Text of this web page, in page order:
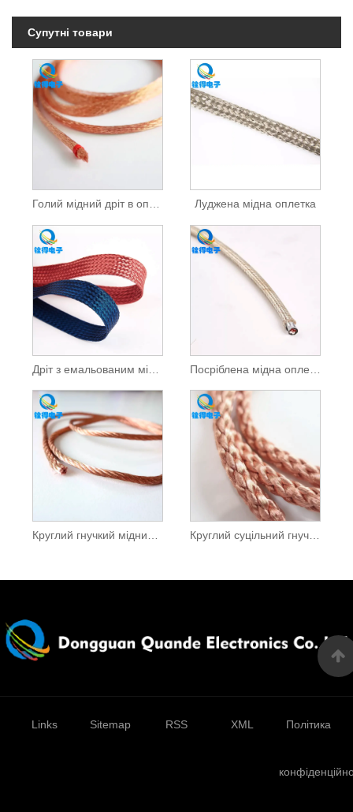
Супутні товари
Луджена мідна оплетка
Дріт з емальованим мідним обплетенням
Links Sitemap RSS XML Політика